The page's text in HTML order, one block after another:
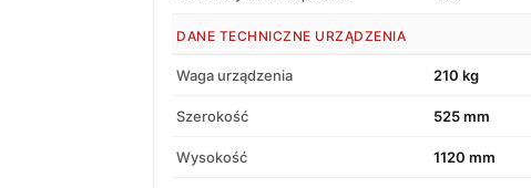
DANE TECHNICZNE URZĄDZENIA
Waga urządzenia 210 kg
Szerokość 525 mm
Wysokość 1120 mm